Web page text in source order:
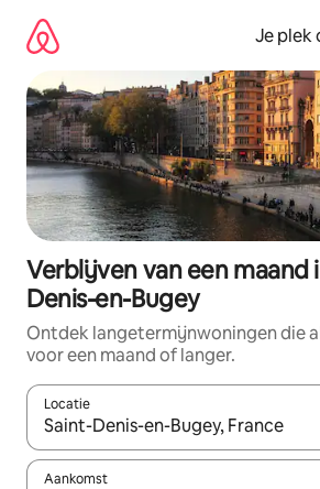
direct
naar
inhoud
Je plek
Verblijven van een maand
Denis-en-Bugey
Ontdek langetermijnwoningen die
voor een maand of langer.
Locatie
Wanneer er resultaten beschikbaar
Aankomst